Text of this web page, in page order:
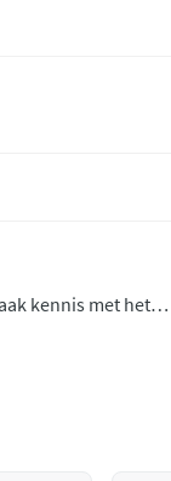
kennis met het